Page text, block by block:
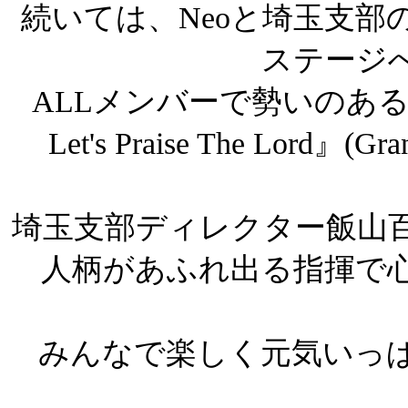
続いては、Neoと埼玉支部
ステージ
ALLメンバーで勢いのあ
Let's Praise The Lord』
埼玉支部ディレクター飯山
人柄があふれ出る指揮で
みんなで楽しく元気いっ